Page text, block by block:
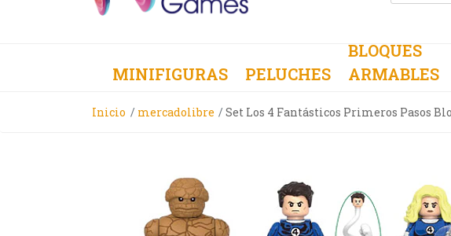
MINIFIGURAS PELUCHES
BLOQUES
ARMABLES
Inicio mercadolibre Set Los 4 Fantásticos Primeros Pasos